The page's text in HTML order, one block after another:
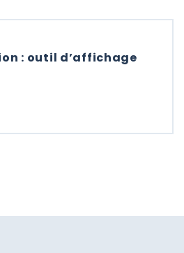
: outil d’affichage
FANION : OUTIL D’AFFICHAGE